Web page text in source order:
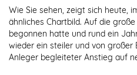
Wie Sie sehen, zeigt sich heute,
ähnliches Chartbild. Auf die
begonnen hatte und rund ein
wieder ein steiler und von großer
Anleger begleiteter Anstieg auf